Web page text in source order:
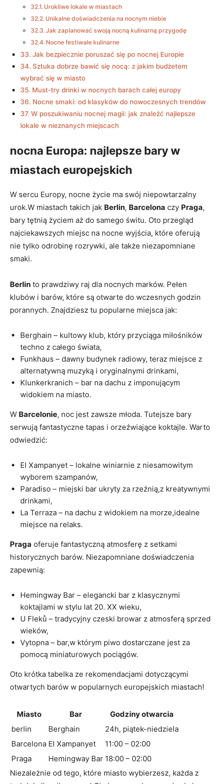
Urokliwe lokale w miastach
Unikalne doświadczenia na nocnym niebie
Jak zaplanować swoją nocną kulinarną przygodę
Nocne festiwale kulinarne
Jak bezpiecznie poruszać się po nocnej Europie
Sztuka dobrze bawić się nocą: z jakim budżetem
wybrać się w miasto
Must-try drinki w nocnych barach całej europy
Nocne smaki: od klasyków do nowoczesnych trendów
W poszukiwaniu nocnej magii: jak znaleźć najlepsze
lokale w nieznanych miejscach
nocna Europa: najlepsze bary w
miastach europejskich
W sercu Europy, nocne życie ma swój niepowtarzalny
urok.W miastach takich jak Berlin, Barcelona czy Praga,
bary tętnią życiem aż do samego świtu. Oto przegląd
najciekawszych miejsc na nocne wyjścia, które oferują
nie tylko odrobinę rozrywki, ale także niezapomniane
smaki.
Berlin to prawdziwy raj dla nocnych marków. Pełen
klubów i barów, które są otwarte do wczesnych godzin
porannych. Znajdziesz tu popularne miejsca jak:
Berghain – kultowy klub, który przyciąga miłośników
techno z całego świata,
Funkhaus – dawny budynek radiowy, teraz miejsce z
alternatywną muzyką i oryginalnymi drinkami,
Klunkerkranich – bar na dachu z imponującym
widokiem na miasto.
W Barcelonie, noc jest zawsze młoda. Tutejsze bary
serwują fantastyczne tapas i orzeźwiające koktajle. Warto
odwiedzić:
El Xampanyet – lokalne winiarnie z niesamowitym
wyborem szampanów,
Paradiso – miejski bar ukryty za rzeźnią,z kreatywnymi
drinkami,
La Terraza – na dachu z widokiem na morze,idealne
miejsce na relaks.
Praga oferuje fantastyczną atmosferę z setkami
historycznych barów. Niezapomniane doświadczenia
zapewnią:
Hemingway Bar – elegancki bar z klasycznymi
koktajlami w stylu lat 20. XX wieku,
U Fleků – tradycyjny czeski browar z atmosferą sprzed
wieków,
Vytopna – bar,w którym piwo dostarczane jest za
pomocą miniaturowych pociągów.
Oto krótka tabelka ze rekomendacjami dotyczącymi
otwartych barów w popularnych europejskich miastach!
Miasto Bar
Godziny otwarcia
berlin
Berghain
24h, piątek-niedziela
Barcelona El Xampanyet
11:00 – 02:00
Praga
Hemingway Bar 18:00 – 02:00
Niezależnie od tego, które miasto wybierzesz, każda z